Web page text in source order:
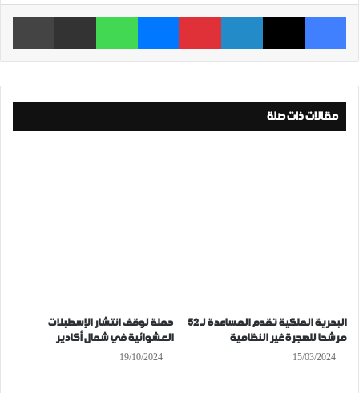
فيسبوك ‫X لينكدإن بينتيريست ماسنجر واتساب مشاركة عبر البريد
مقالات ذات صلة
البحرية الملكية تقدم المساعدة لـ 52
مرشحا للهجرة غير النظامية
15/03/2024
حملة لوقف انتشار الإسطبلات
العشوائية في شمال أكادير
19/10/2024